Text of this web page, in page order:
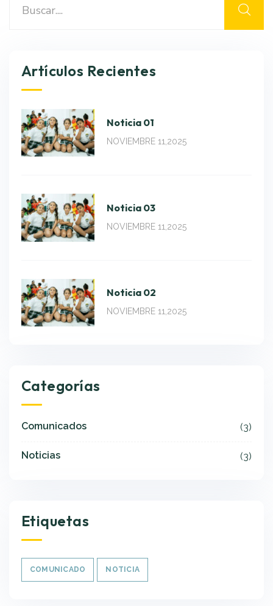
Artículos Recientes
Noticia 01
NOVIEMBRE 11,2025
Noticia 03
NOVIEMBRE 11,2025
Noticia 02
NOVIEMBRE 11,2025
Categorías
Comunicados (3)
Noticias (3)
Etiquetas
COMUNICADO NOTICIA